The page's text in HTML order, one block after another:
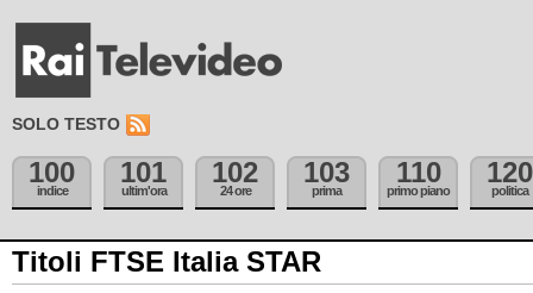
SOLO TESTO
100
indice
101
ultim'ora
102
24 ore
103
prima
110
primo piano
120
politica
Titoli FTSE Italia STAR